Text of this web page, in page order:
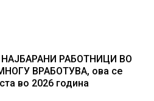
РАБОТНИЦИ ВО
ВРАБОТУВА, oва се
во 2026 година